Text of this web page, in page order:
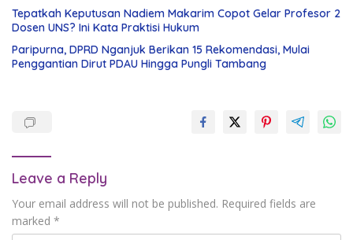
Tepatkah Keputusan Nadiem Makarim Copot Gelar Profesor 2
Dosen UNS? Ini Kata Praktisi Hukum
Paripurna, DPRD Nganjuk Berikan 15 Rekomendasi, Mulai
Penggantian Dirut PDAU Hingga Pungli Tambang
Leave a Reply
Your email address will not be published. Required fields are
marked *